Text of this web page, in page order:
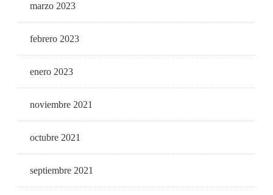
marzo 2023
febrero 2023
enero 2023
noviembre 2021
octubre 2021
septiembre 2021